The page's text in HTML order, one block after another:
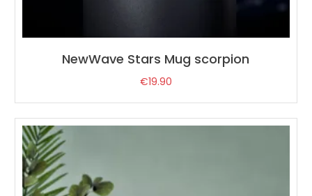
NewWave Stars Mug scorpion
€19.90